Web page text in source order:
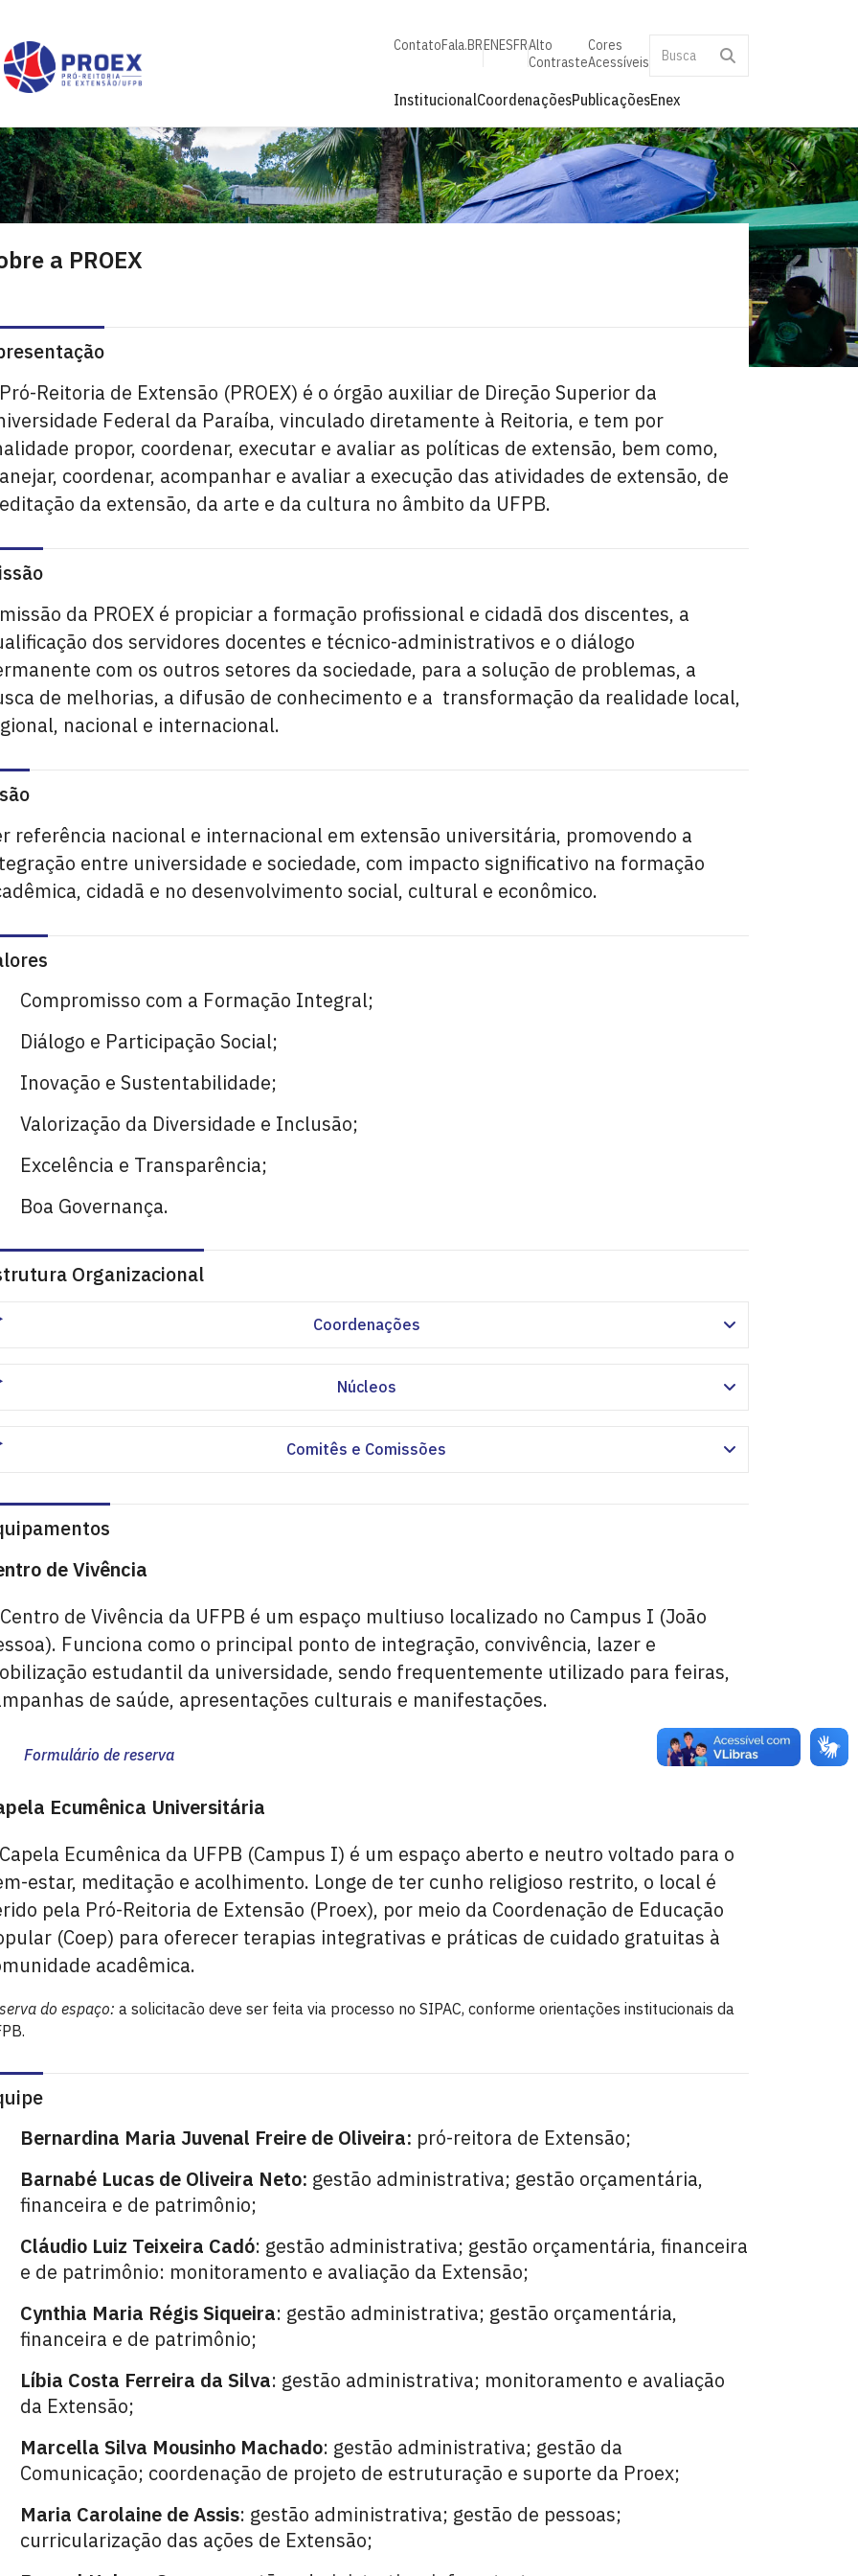
ContatoFala.BRENESFRAlto
Contraste
Cores
Acessíveis
InstitucionalCoordenaçõesPublicaçõesEnex
a PROEX
Reitoria de Extensão (PROEX) é o órgão auxiliar de Direção Superior da
Federal da Paraíba, vinculado diretamente à Reitoria, e tem por
propor, coordenar, executar e avaliar as políticas de extensão, bem como,
coordenar, acompanhar e avaliar a execução das atividades de extensão, de
da extensão, da arte e da cultura no âmbito da UFPB.
da PROEX é propiciar a formação profissional e cidadã dos discentes, a
dos servidores docentes e técnico-administrativos e o diálogo
com os outros setores da sociedade, para a solução de problemas, a
de melhorias, a difusão de conhecimento e a transformação da realidade local,
nacional e internacional.
referência nacional e internacional em extensão universitária, promovendo a
entre universidade e sociedade, com impacto significativo na formação
cidadã e no desenvolvimento social, cultural e econômico.
Compromisso com a Formação Integral;
Diálogo e Participação Social;
Inovação e Sustentabilidade;
Valorização da Diversidade e Inclusão;
Excelência e Transparência;
Boa Governança.
Organizacional
Coordenações
Núcleos
Comitês e Comissões
de Vivência
de Vivência da UFPB é um espaço multiuso localizado no Campus I (João
Funciona como o principal ponto de integração, convivência, lazer e
estudantil da universidade, sendo frequentemente utilizado para feiras,
de saúde, apresentações culturais e manifestações.
Formulário de reserva
Ecumênica Universitária
Ecumênica da UFPB (Campus I) é um espaço aberto e neutro voltado para o
estar, meditação e acolhimento. Longe de ter cunho religioso restrito, o local é
pela Pró-Reitoria de Extensão (Proex), por meio da Coordenação de Educação
(Coep) para oferecer terapias integrativas e práticas de cuidado gratuitas à
acadêmica.
do espaço: a solicitacão deve ser feita via processo no SIPAC, conforme orientações institucionais da
Bernardina Maria Juvenal Freire de Oliveira: pró-reitora de Extensão;
Barnabé Lucas de Oliveira Neto: gestão administrativa; gestão orçamentária,
financeira e de patrimônio;
Cláudio Luiz Teixeira Cadó: gestão administrativa; gestão orçamentária, financeira
e de patrimônio: monitoramento e avaliação da Extensão;
Cynthia Maria Régis Siqueira: gestão administrativa; gestão orçamentária,
financeira e de patrimônio;
Líbia Costa Ferreira da Silva: gestão administrativa; monitoramento e avaliação
da Extensão;
Marcella Silva Mousinho Machado: gestão administrativa; gestão da
Comunicação; coordenação de projeto de estruturação e suporte da Proex;
Maria Carolaine de Assis: gestão administrativa; gestão de pessoas;
curricularização das ações de Extensão;